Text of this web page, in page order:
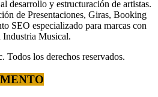
desarrollo y estructuración de artistas.
de Presentaciones, Giras, Booking
SEO especializado para marcas con
Industria Musical.
los derechos reservados.